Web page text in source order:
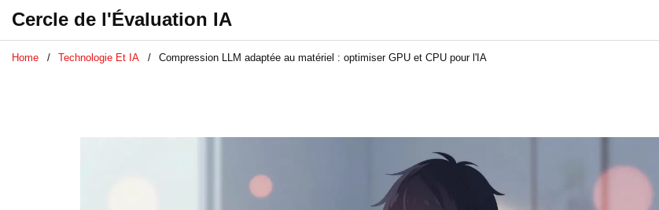
Cercle de l'Évaluation IA
Home Technologie Et IA Compression LLM adaptée au matériel : optimiser GPU et CPU pour l'IA